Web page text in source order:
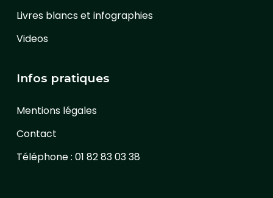
Livres blancs et infographies
Videos
Infos pratiques
Mentions légales
Contact
Téléphone : 01 82 83 03 38